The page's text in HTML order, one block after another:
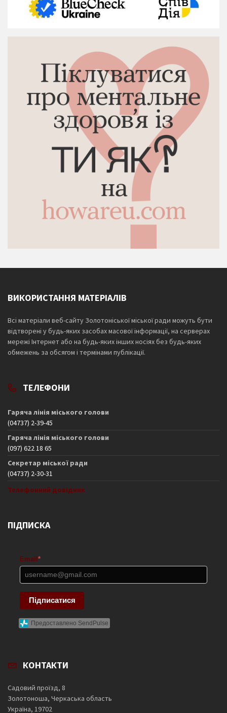
ВИКОРИСТАННЯ МАТЕРІАЛІВ
Всі матеріали веб-сайту Золотоніської міської ради можуть бути
відтворені у будь-яких засобах масової інформації, на серверах
мережі Інтернет або на будь-яких інших носіях без будь-яких
обмежень за обсягом і термінами публікації.
ТЕЛЕФОНИ
Гаряча лінія міського голови
(04737) 2-39-45
Гаряча лінія міського голови
(097) 622 18 65
Секретар міської ради
(04737) 2-30-31
Телефонний довідник
ПІДПИСКА
Email *
Підписатися
Предоставлено SendPulse
КОНТАКТИ
Садовий проїзд, 8
Золотоноша, Черкаська область
Україна, 19702